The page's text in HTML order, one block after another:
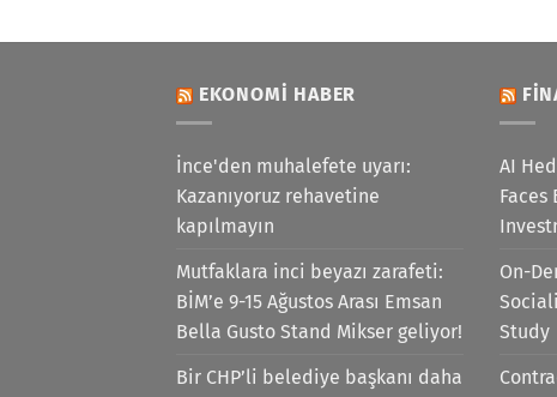
EKONOMI HABER
İnce'den muhalefete uyarı:
Kazanıyoruz rehavetine
kapılmayın
Mutfaklara inci beyazı zarafeti:
BİM’e 9-15 Ağustos Arası Emsan
Bella Gusto Stand Mikser geliyor!
Bir CHP’li belediye başkanı daha
AI
Faces
On-
Study